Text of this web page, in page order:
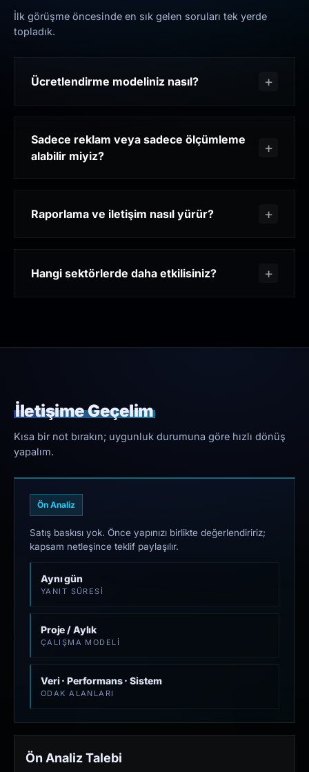
İlk görüşme öncesinde en sık gelen soruları tek yerde
topladık.
Ücretlendirme modeliniz nasıl?
Sadece reklam veya sadece ölçümleme
alabilir miyiz?
Raporlama ve iletişim nasıl yürür?
Hangi sektörlerde daha etkilisiniz?
İletişime Geçelim
Kısa bir not bırakın; uygunluk durumuna göre hızlı dönüş
yapalım.
Ön Analiz
Satış baskısı yok. Önce yapınızı birlikte değerlendiririz;
kapsam netleşince teklif paylaşılır.
Aynı gün
YANIT SÜRESI
Proje / Aylık
ÇALIŞMA MODELI
Veri · Performans · Sistem
ODAK ALANLARI
Ön Analiz Talebi